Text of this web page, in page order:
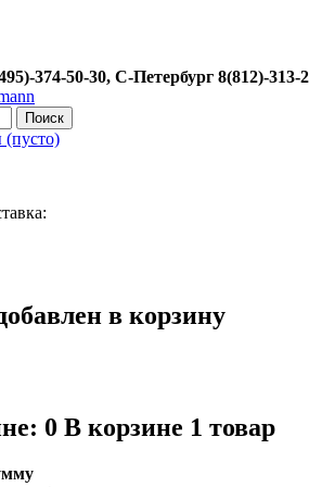
374-50-30, С-Петербург 8(812)-
Поиск
(пусто)
в корзину
0 В корзине 1 товар